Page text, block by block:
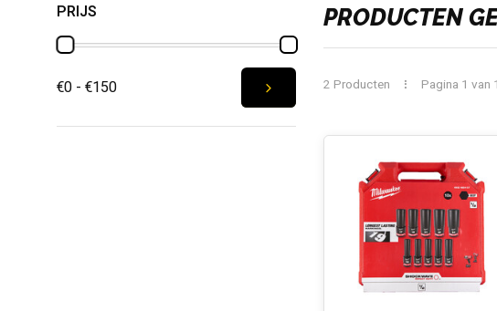
PRIJS
€0 - €150
PRODUCTEN
2 Producten Pagina 1 van 1